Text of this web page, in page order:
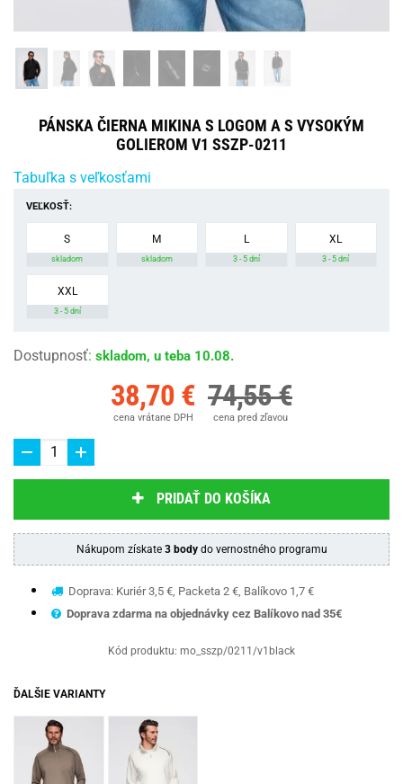
PÁNSKA ČIERNA MIKINA S LOGOM A S VYSOKÝM
GOLIEROM V1 SSZP-0211
Tabuľka s veľkosťami
VEĽKOSŤ:
S
skladom
M
skladom
L
3 - 5 dní
XL
3 - 5 dní
XXL
3 - 5 dní
Dostupnosť: skladom, u teba 10.08.
38,70 €
cena vrátane DPH
74,55 €
cena pred zľavou
PRIDAŤ DO KOŠÍKA
Nákupom získate 3 bodydo vernostného programu
Doprava: Kuriér 3,5 €, Packeta 2 €, Balíkovo 1,7 €
Doprava zdarma na objednávky cez Balíkovo nad 35€
Kód produktu: mo_sszp/0211/v1black
ĎALŠIE VARIANTY